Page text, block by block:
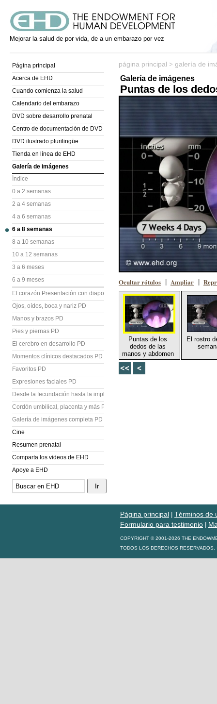
Mejorar la salud de por vida, de a un embarazo por vez
Página principal
Acerca de EHD
Cuando comienza la salud
Calendario del embarazo
DVD sobre desarrollo prenatal
Centro de documentación de DVD
DVD ilustrado plurilingüe
Tienda en línea de EHD
Galería de imágenes
Índice
0 a 2 semanas
2 a 4 semanas
4 a 6 semanas
6 a 8 semanas
8 a 10 semanas
10 a 12 semanas
3 a 6 meses
6 a 9 meses
El corazón Presentación con diapositivas (PD)
Ojos, oídos, boca y nariz PD
Manos y brazos PD
Pies y piernas PD
El cerebro en desarrollo PD
Momentos clínicos destacados PD
Favoritos PD
Expresiones faciales PD
Desde la fecundación hasta la implantación PD
Cordón umbilical, placenta y más PD
Galería de imágenes completa PD
Cine
Resumen prenatal
Comparta los videos de EHD
Apoye a EHD
página principal > galería de
Galería de imágenes
Puntas de los
Ocultar rótulos Ampliar
Puntas de los
dedos de las
manos y abdomen
El rostro
Página principal
Términos de
Formulario para testimonio
COPYRIGHT © 2001-2026 THE
TODOS LOS DERECHOS